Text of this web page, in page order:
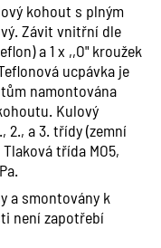
kohout s plným
Závit vnitřní dle
a 1 x ,,O" kroužek
ucpávka je
namontována
Kulový
2., a 3. třídy (zemní
třída MO5,
a smontovány k
není zapotřebí